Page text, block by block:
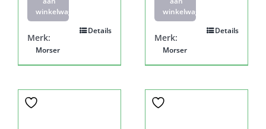
winkelwagen
Details
Merk:
Morser
winkelwagen
Details
Merk:
Morser